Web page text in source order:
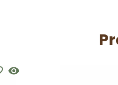
visibility